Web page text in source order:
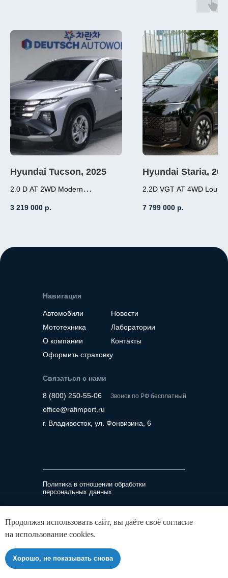
Hyundai Tucson, 2025
2.0 D AT 2WD Modern
3 219 000 р.
Hyundai Staria,
2.2D VGT AT 4WD
7 799 000 р.
©️ 2026 Rafimport. Все права защищены.
Навигация
Автомобили
Мототехника
О компании
Оформить страховку
Новости
Лаборатории
Контакты
Связаться с нами
8 (800) 250-55-06
office@rafimport.ru
г. Владивосток, ул. Фонвизина, 6
ИНН 2536341302, ОГРН 1232500026780
690014, Приморский край, г Владивосток, ул
Политика в отношении обработки
персональных данных
Звонок по РФ бесплатный
Продолжая использовать сайт, вы даёте своё согласие
на использование cookies.
Хорошо, не показывать снова